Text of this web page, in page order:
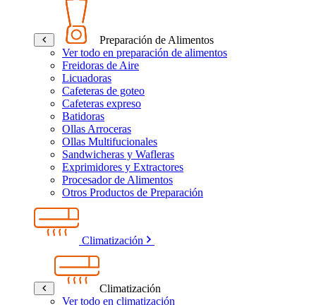
Preparación de Alimentos
Ver todo en preparación de alimentos
Freidoras de Aire
Licuadoras
Cafeteras de goteo
Cafeteras expreso
Batidoras
Ollas Arroceras
Ollas Multifucionales
Sandwicheras y Wafleras
Exprimidores y Extractores
Procesador de Alimentos
Otros Productos de Preparación
Climatización
Climatización
Ver todo en climatización